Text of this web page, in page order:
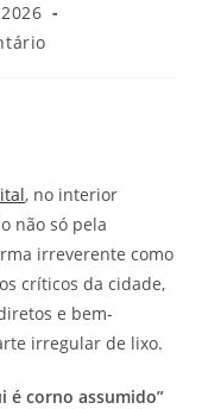
, no interior
não só pela
irreverente como
críticos da cidade,
e bem-
irregular de lixo.
é corno assumido”